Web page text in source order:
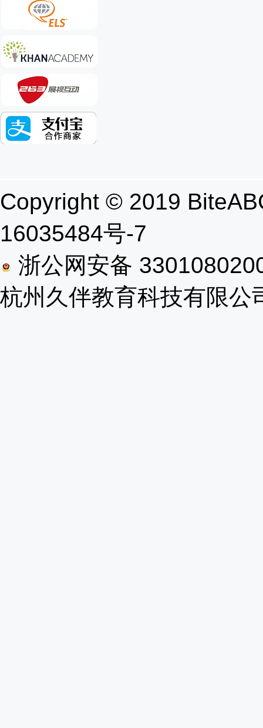
Copyright © 2019
16035484号-7
浙公网安备
杭州久伴教育科技有限公